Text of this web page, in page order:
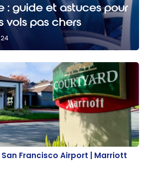
: guide et astuces pour
vols pas chers
Francisco Airport | Marriott
Francisco Airport | Marriott